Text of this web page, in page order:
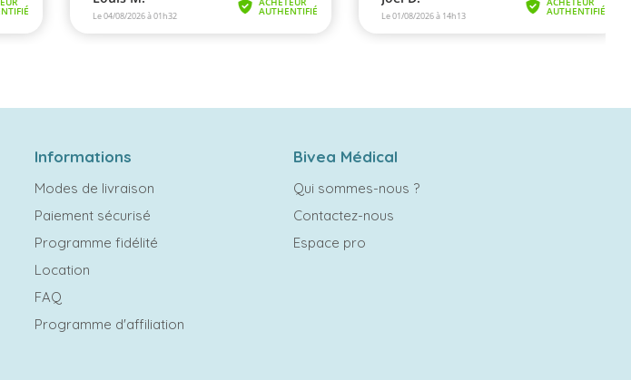
Informations
Modes de livraison
Paiement sécurisé
Programme fidélité
Location
FAQ
Programme d'affiliation
Bivea Médical
Qui sommes-nous ?
Contactez-nous
Espace pro